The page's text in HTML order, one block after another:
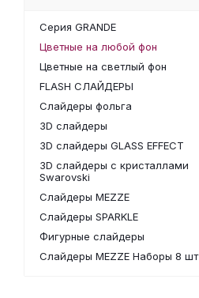
Серия GRANDE
Цветные на любой фон
Цветные на светлый фон
FLASH СЛАЙДЕРЫ
Слайдеры фольга
3D слайдеры
3D слайдеры GLASS EFFECT
3D слайдеры с кристаллами
Swarovski
Слайдеры MEZZE
Слайдеры SPARKLE
Фигурные слайдеры
Слайдеры MEZZE Наборы 8 шт